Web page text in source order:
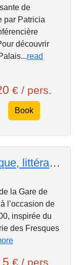
de
par Patricia
découvrir
read
€ / pers.
Book
Goûter artistique, littéraire et ferroviaire au Train Bleu
la Gare de
l’occasion de
inspirée du
des Fresques
€ / pers.